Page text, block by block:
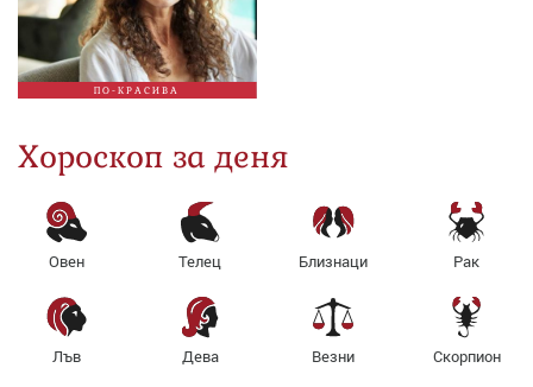
ПО-КРАСИВА
Хороскоп за деня
Овен Телец Близнаци Рак
Лъв Дева Везни Скорпион